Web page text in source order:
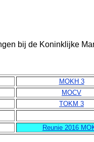
bij de Koninklijke
MOKH 3
MOCV
TOKM 3
Reunie 2016